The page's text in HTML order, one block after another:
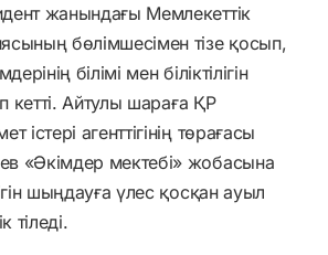
жанындағы Мемлекеттік
бөлімшесімен тізе қосып,
білімі мен біліктілігін
кетті. Айтулы шараға ҚР
істері агенттігінің төрағасы
«Әкімдер мектебі» жобасына
шыңдауға үлес қосқан ауыл
тіледі.